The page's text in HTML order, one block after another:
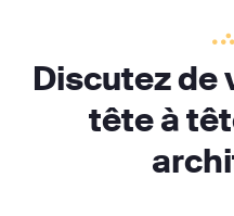
Discutez de
tête à